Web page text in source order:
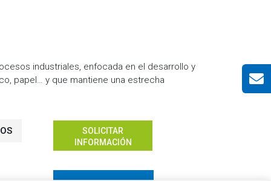
industriales, enfocada en el desarrollo y
papel… y que mantiene una estrecha
SOLICITAR
INFORMACIÓN